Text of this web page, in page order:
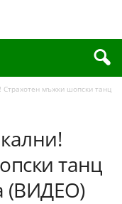
Страхотен мъжки шопски танц
танц
(ВИДЕО)